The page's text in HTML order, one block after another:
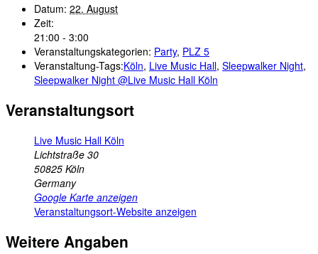
Datum: 22. August
Zeit:
21:00 - 3:00
Veranstaltungskategorien: Party, PLZ 5
Veranstaltung-Tags:Köln, Live Music Hall, Sleepwalker Night,
Sleepwalker Night @Live Music Hall Köln
Veranstaltungsort
Live Music Hall Köln
Lichtstraße 30
50825 Köln
Germany
Google Karte anzeigen
Veranstaltungsort-Website anzeigen
Weitere Angaben